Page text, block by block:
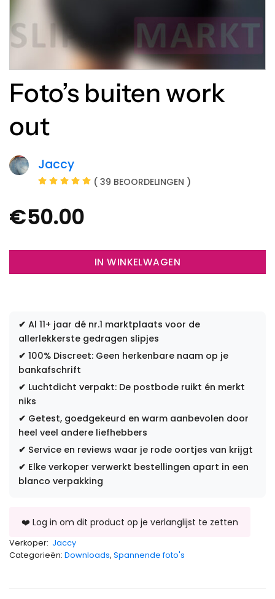
Foto’s buiten work
out
Jaccy
( 39 BEOORDELINGEN )
€50.00
IN WINKELWAGEN
✔ Al 11+ jaar dé nr.1 marktplaats voor de
allerlekkerste gedragen slipjes
✔ 100% Discreet: Geen herkenbare naam op je
bankafschrift
✔ Luchtdicht verpakt: De postbode ruikt én merkt
niks
✔ Getest, goedgekeurd en warm aanbevolen door
heel veel andere liefhebbers
✔ Service en reviews waar je rode oortjes van krijgt
✔ Elke verkoper verwerkt bestellingen apart in een
blanco verpakking
Verkoper: Jaccy
Categorieën: Downloads, Spannende foto's